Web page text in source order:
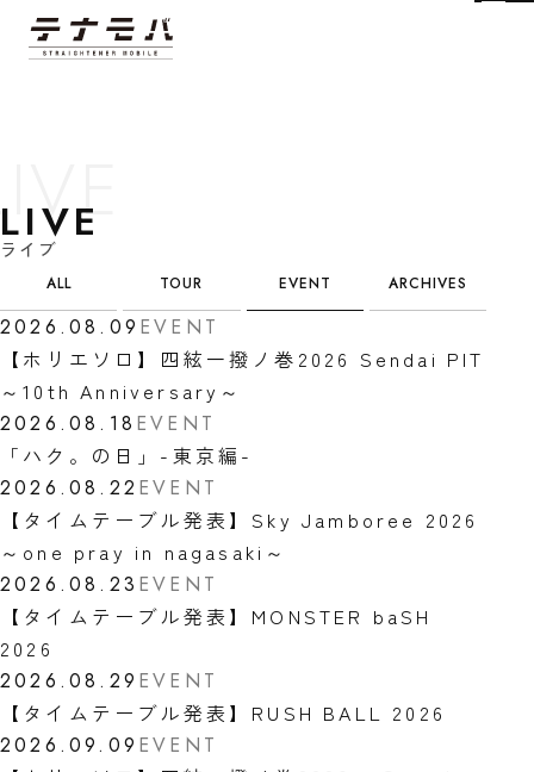
LIVE
ライブ
カテゴリ選択
ALL TOUR EVENT ARCHIVES
2026.08.09 EVENT
【ホリエソロ】四絃一撥ノ巻2026 Sendai PIT
～10th Anniversary～
2026.08.18 EVENT
「ハク。の日」-東京編-
2026.08.22 EVENT
【タイムテーブル発表】Sky Jamboree 2026
～one pray in nagasaki～
2026.08.23 EVENT
【タイムテーブル発表】MONSTER baSH
2026
2026.08.29 EVENT
【タイムテーブル発表】RUSH BALL 2026
2026.09.09 EVENT